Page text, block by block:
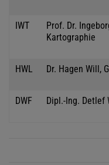
IWT
Prof. Dr.
Kartographie
HWL Dr. Hagen Will,
DWF Dipl.-Ing. Detlef